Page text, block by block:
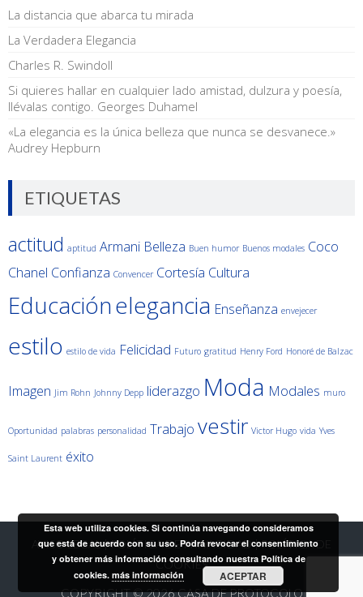
La distancia que abarca tu mirada
La Verdadera Elegancia
Charles R. Swindoll
Si quieres hallar en cualquier lado amistad, dulzura y poesía,
llévalas contigo. Georges Duhamel
«La elegancia es la única belleza que nunca se desvanece.»
Audrey Hepburn
ETIQUETAS
actitud aptitud Armani Belleza Buen humor Buenos modales Coco
Chanel Confianza Convencer Cortesía Cultura
Educaciónelegancia Enseñanza envejecer
estilo estilo de vida Felicidad Futuro gratitud Henry Ford Honoré de Balzac
Imagen Jim Rohn Johnny Depp liderazgo Moda Modales muro
Oportunidad palabras personalidad Trabajo vestir Victor Hugo vida Yves
Saint Laurent éxito
AVISO LEGAL|POLÍTICA DE PRIVACIDAD|POLÍTICA DE
COOKIES
COPYRIGHT © 2026CASA DE PROTOCOLO
Esta web utiliza cookies. Si continúa navegando consideramos
que está de acuerdo con su uso. Podrá revocar el consentimiento
y obtener más información consultando nuestra Política de
cookies. más información ACEPTAR